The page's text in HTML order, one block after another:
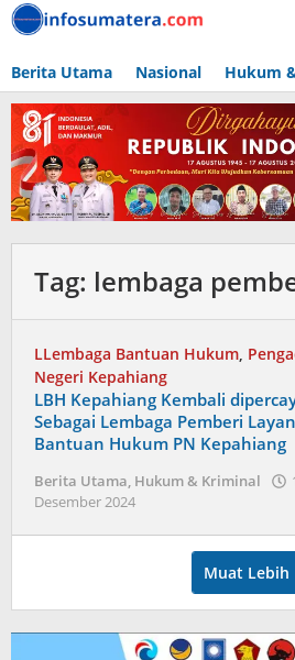
Lewati
ke
Berita Utama Nasional Hukum
Tag: lembaga
LLembaga Bantuan Hukum,
Negeri Kepahiang
LBH Kepahiang Kembali
Sebagai Lembaga Pemberi
Bantuan Hukum PN Kepahiang
Berita Utama, Hukum & Kriminal
Desember 2024
Muat Lebih